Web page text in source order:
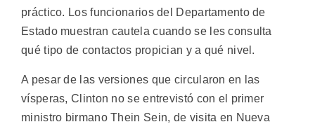
práctico. Los funcionarios del Departamento de
Estado muestran cautela cuando se les consulta
qué tipo de contactos propician y a qué nivel.
A pesar de las versiones que circularon en las
vísperas, Clinton no se entrevistó con el primer
ministro birmano Thein Sein, de visita en Nueva